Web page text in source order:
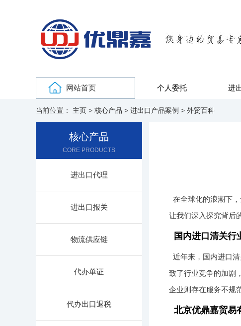
网站首页 个人委托 进
当前位置： 主页 > 核心产品 > 进出口产品案例 > 外贸百科
核心产品
CORE PRODUCTS
进出口代理
进出口报关
物流供应链
代办单证
代办出口退税
在全球化的浪潮下
让我们深入探究背后
国内进口清关行
近年来，国内进口
致了行业竞争的加剧
企业则存在服务不规
北京优鼎嘉贸易